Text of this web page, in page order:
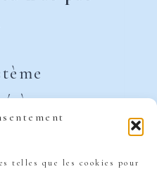
telles que les cookies pour
à ton
vraiment
argent.